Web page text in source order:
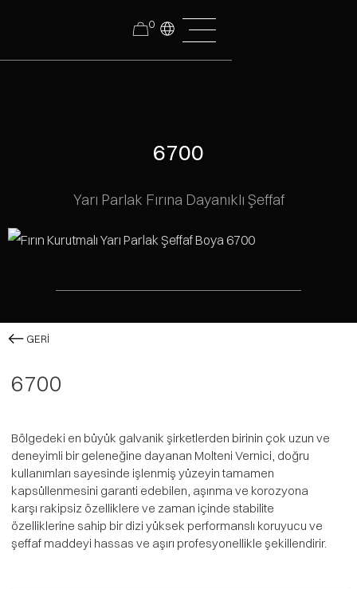
0
6700
Yarı Parlak Fırına Dayanıklı Şeffaf
GERİ
6700
Bölgedeki en büyük galvanik şirketlerden birinin çok uzun ve
deneyimli bir geleneğine dayanan Molteni Vernici, doğru
kullanımları sayesinde işlenmiş yüzeyin tamamen
kapsüllenmesini garanti edebilen, aşınma ve korozyona
karşı rakipsiz özelliklere ve zaman içinde stabilite
özelliklerine sahip bir dizi yüksek performanslı koruyucu ve
şeffaf maddeyi hassas ve aşırı profesyonellikle şekillendirir.